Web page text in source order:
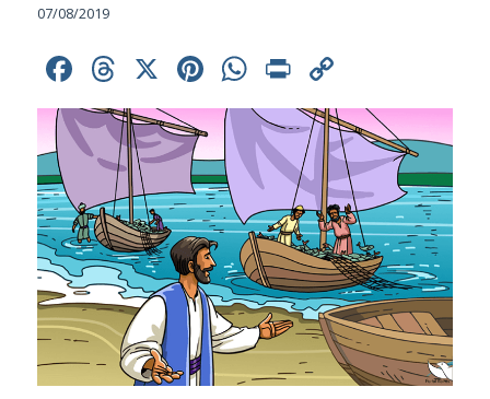
07/08/2019
Facebook
Threads
X Pinterest
WhatsApp
Print
Link